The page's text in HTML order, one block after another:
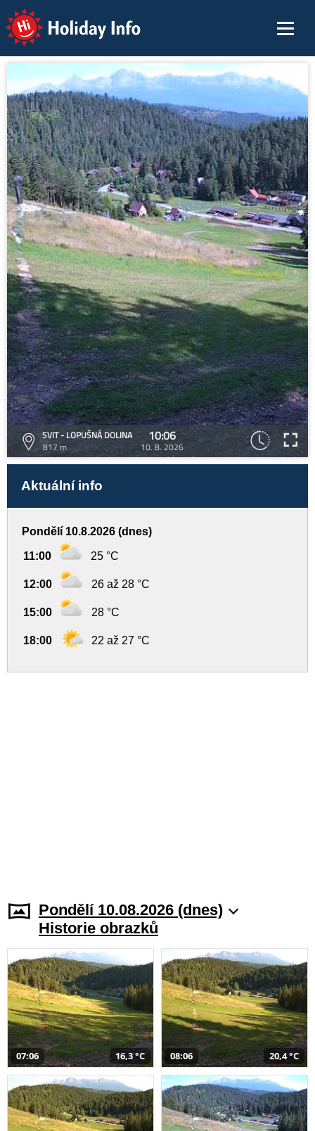
Holiday Info
SVIT - LOPUŠNÁ DOLINA
817 m
10:06
10. 8. 2026
Aktuální info
Pondělí 10.8.2026 (dnes)
11:00 25 °C
12:00 26 až 28 °C
15:00 28 °C
18:00 22 až 27 °C
Pondělí 10.08.2026 (dnes)
Historie obrazků
07:06 16,3 °C 08:06 20,4 °C